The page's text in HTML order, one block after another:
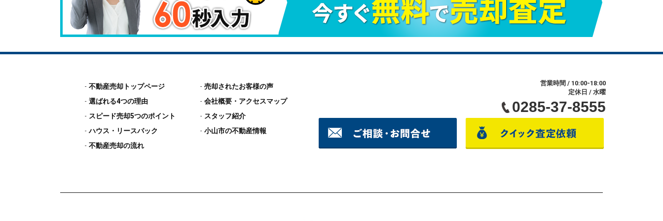
不動産売却トップページ
選ばれる4つの理由
スピード売却5つのポイント
ハウス・リースバック
不動産売却の流れ
売却されたお客様の声
会社概要・アクセスマップ
スタッフ紹介
小山市の不動産情報
営業時間 / 10:00-18:00
定休日 / 水曜
0285-37-8555